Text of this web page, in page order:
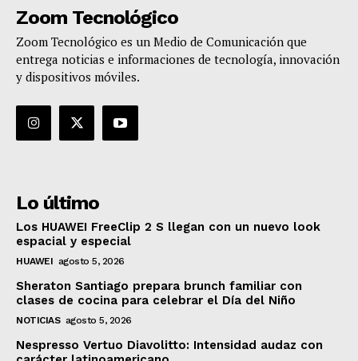
Zoom Tecnológico
Zoom Tecnológico es un Medio de Comunicación que
entrega noticias e informaciones de tecnología, innovación
y dispositivos móviles.
Lo último
Los HUAWEI FreeClip 2 S llegan con un nuevo look
espacial y especial
HUAWEI agosto 5, 2026
Sheraton Santiago prepara brunch familiar con
clases de cocina para celebrar el Día del Niño
NOTICIAS agosto 5, 2026
Nespresso Vertuo Diavolitto: Intensidad audaz con